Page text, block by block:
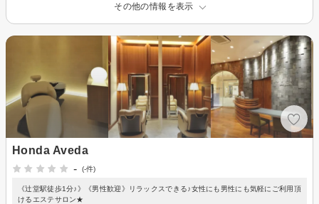
その他の情報を表示
Honda Aveda
-
(-件)
《辻堂駅徒歩1分♪》《男性歓迎》リラックスできる♪女性にも男性にも気軽にご利用頂
けるエステサロン★